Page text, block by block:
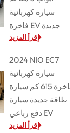
سيارة كهربائية
فاخرة EV جديدة
إقرأ المزيد
2024 NIO EC7
سيارة كهربائية
فاخرة 615 كم سيارة
طاقة جديدة سيارة
دفع رباعي EV
إقرأ المزيد